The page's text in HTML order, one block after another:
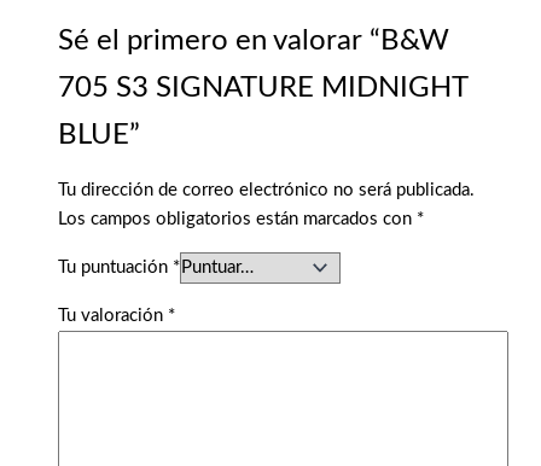
Sé el primero en valorar “B&W
705 S3 SIGNATURE MIDNIGHT
BLUE”
Tu dirección de correo electrónico no será publicada.
Los campos obligatorios están marcados con *
Tu puntuación *
Tu valoración *